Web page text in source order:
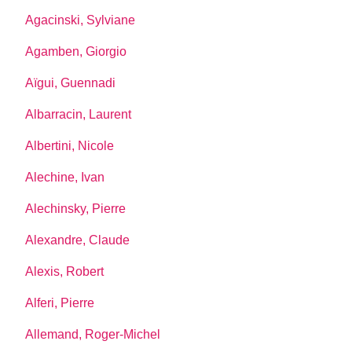
Agacinski, Sylviane
Agamben, Giorgio
Aïgui, Guennadi
Albarracin, Laurent
Albertini, Nicole
Alechine, Ivan
Alechinsky, Pierre
Alexandre, Claude
Alexis, Robert
Alferi, Pierre
Allemand, Roger-Michel